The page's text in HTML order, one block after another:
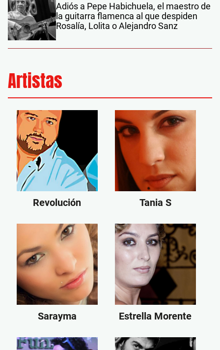
Adiós a Pepe Habichuela, el maestro de
la guitarra flamenca al que despiden
Rosalía, Lolita o Alejandro Sanz
Artistas
Revolución Tania S
Sarayma Estrella Morente